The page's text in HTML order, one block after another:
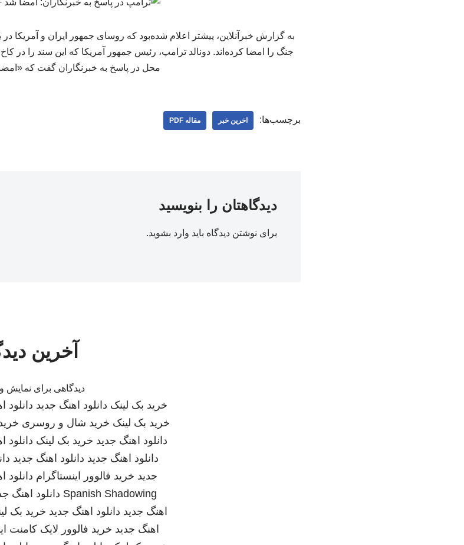
جنگ را امضا کرده‌اند. دونالد ترامپ، رئیس جمهور آمریکا که این سند را در
محل در پاسخ به خبرنگاران گفت که
برچسب‌ها: اخرین خبر مقاله PDF
دیدگاهتان را بنویسید
برای نوشتن دیدگاه باید وارد بشوید.
آخرین
دیدگاهی برای نمایش
خرید بک لینک دانلود اهنگ جدید دانلود
خرید بک لینک خرید شال و روسری
دانلود اهنگ جدید خرید بک لینک دانلود
دانلود اهنگ جدید دانلود اهنگ جدید
جدید خرید فالوور اینستاگرام دانلود
Spanish Shadowing دانلود اهنگ
اهنگ جدید دانلود اهنگ جدید خرید بک
اهنگ جدید خرید فالوور لایک کامنت